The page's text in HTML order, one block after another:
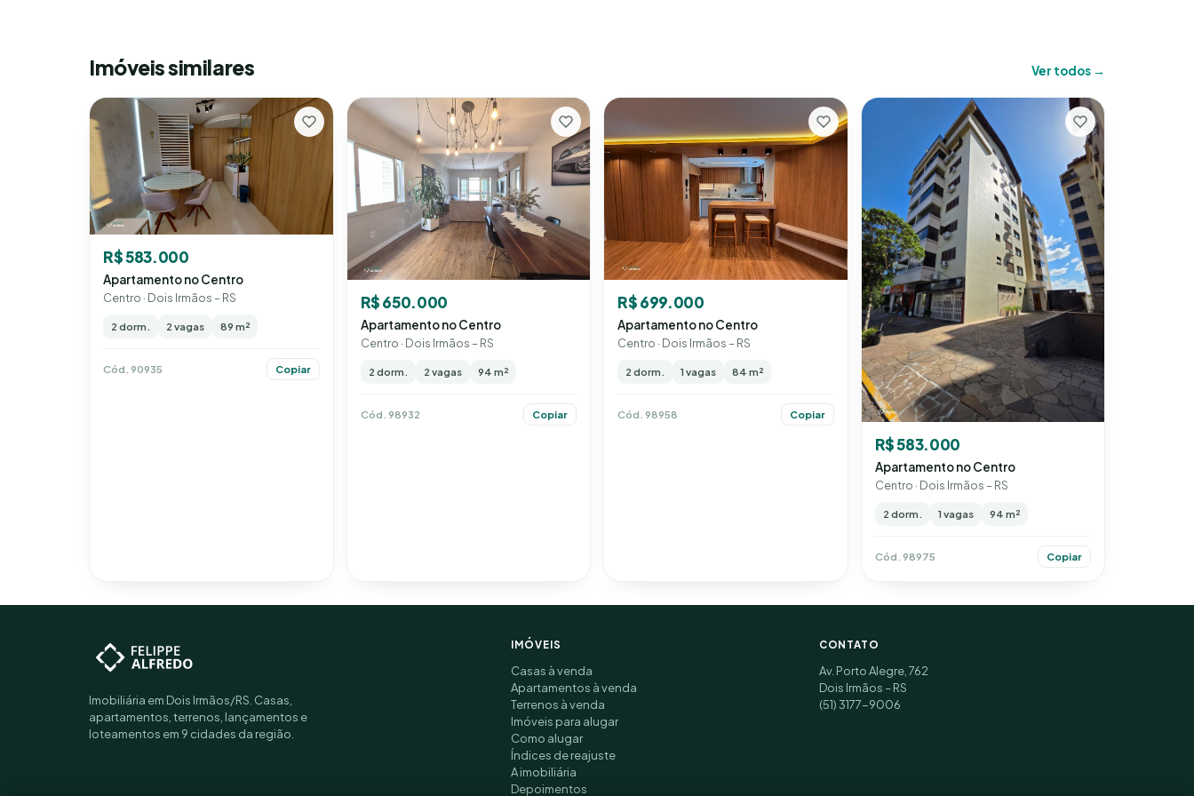
Imóveis similares Ver todos →
R$ 583.000
Apartamento no Centro
Centro · Dois Irmãos – RS
2 dorm. 2 vagas 89 m²
Cód. 90935 Copiar
R$ 650.000
Apartamento no Centro
Centro · Dois Irmãos – RS
2 dorm. 2 vagas 94 m²
Cód. 98932 Copiar
R$ 699.000
Apartamento no Centro
Centro · Dois Irmãos – RS
2 dorm. 1 vagas 84 m²
Cód. 98958 Copiar
R$ 583.000
Apartamento no Centro
Centro · Dois Irmãos – RS
2 dorm. 1 vagas 94 m²
Cód. 98975 Copiar
Imobiliária em Dois Irmãos/RS. Casas,
apartamentos, terrenos, lançamentos e
loteamentos em 9 cidades da região.
IMÓVEIS
Casas à venda
Apartamentos à venda
Terrenos à venda
Imóveis para alugar
Como alugar
Índices de reajuste
A imobiliária
Depoimentos
CONTATO
Av. Porto Alegre, 762
Dois Irmãos – RS
(51) 3177-9006